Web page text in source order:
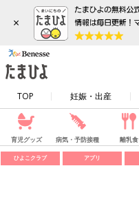
×
TOP 妊娠・出産
育児グッズ 病気・予防接種 離乳食
ひよこクラブ アプリ